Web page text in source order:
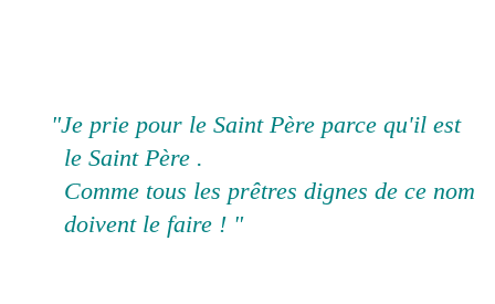
"Je prie pour le Saint Père parce qu'il est
le Saint Père .
Comme tous les prêtres dignes de ce nom
doivent le faire ! "